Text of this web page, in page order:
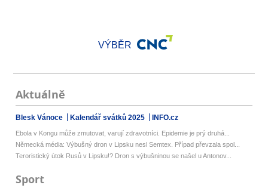
VÝBĚR
Aktuálně
Blesk Vánoce Kalendář svátků 2025 INFO.cz
Ebola v Kongu může zmutovat, varují zdravotníci. Epidemie je prý druhá...
Německá média: Výbušný dron v Lipsku nesl Semtex. Případ převzala spol...
Teroristický útok Rusů v Lipsku!? Dron s výbušninou se našel u Antonov...
Sport